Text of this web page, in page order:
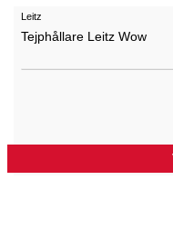
Leitz
Tejphållare Leitz Wow